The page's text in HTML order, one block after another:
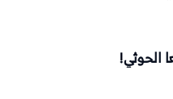
الحوثي!